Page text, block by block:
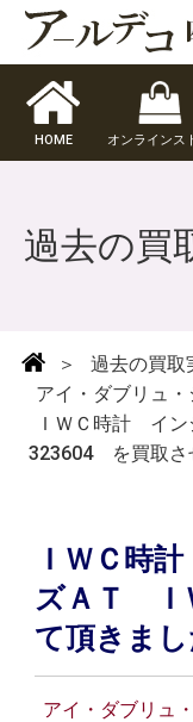
HOME オンラインス
過去の買
＞ 過去の買取
アイ・ダブリュ
ＩＷＣ時計 イ
323604 を買取さ
ＩＷＣ時
ズＡＴ Ｉ
て頂きまし
アイ・ダブリュ